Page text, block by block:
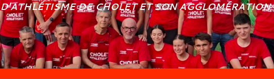
DE CHOLET ET SON AGGLOMÉRATION